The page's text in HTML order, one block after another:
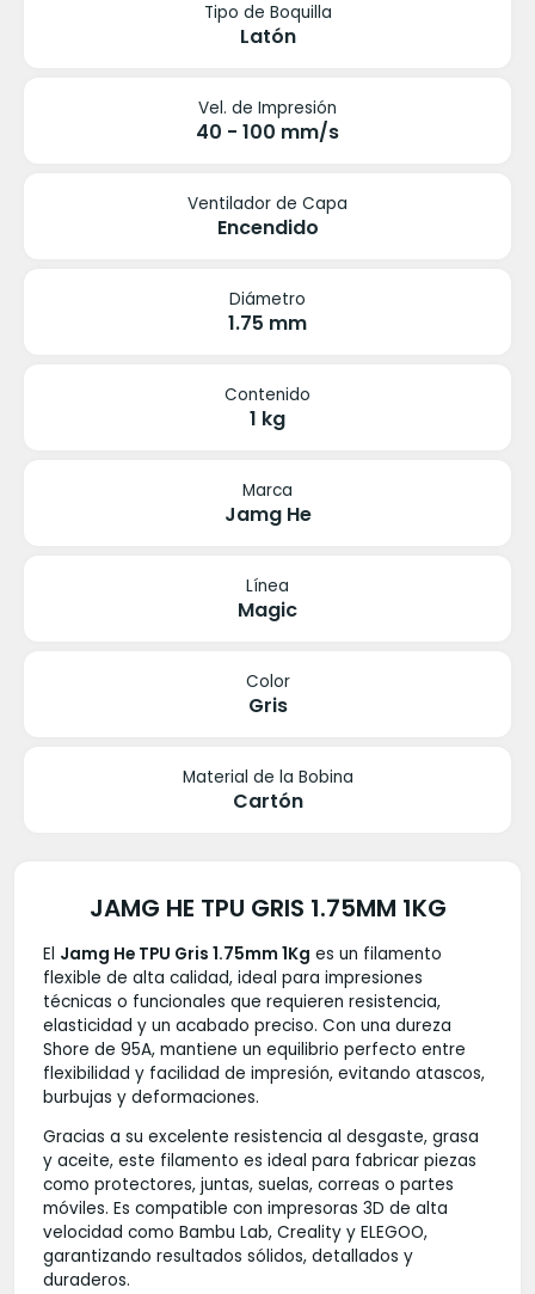
Tipo de Boquilla
Latón
Vel. de Impresión
40 - 100 mm/s
Ventilador de Capa
Encendido
Diámetro
1.75 mm
Contenido
1 kg
Marca
Jamg He
Línea
Magic
Color
Gris
Material de la Bobina
Cartón
JAMG HE TPU GRIS 1.75MM 1KG
El Jamg He TPU Gris 1.75mm 1Kg es un filamento
flexible de alta calidad, ideal para impresiones
técnicas o funcionales que requieren resistencia,
elasticidad y un acabado preciso. Con una dureza
Shore de 95A, mantiene un equilibrio perfecto entre
flexibilidad y facilidad de impresión, evitando atascos,
burbujas y deformaciones.
Gracias a su excelente resistencia al desgaste, grasa
y aceite, este filamento es ideal para fabricar piezas
como protectores, juntas, suelas, correas o partes
móviles. Es compatible con impresoras 3D de alta
velocidad como Bambu Lab, Creality y ELEGOO,
garantizando resultados sólidos, detallados y
duraderos.